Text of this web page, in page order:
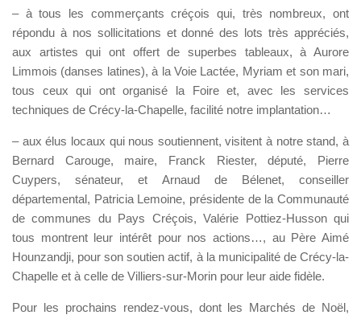
– à tous les commerçants créçois qui, très nombreux, ont
répondu à nos sollicitations et donné des lots très appréciés,
aux artistes qui ont offert de superbes tableaux, à Aurore
Limmois (danses latines), à la Voie Lactée, Myriam et son mari,
tous ceux qui ont organisé la Foire et, avec les services
techniques de Crécy-la-Chapelle, facilité notre implantation…
– aux élus locaux qui nous soutiennent, visitent à notre stand, à
Bernard Carouge, maire, Franck Riester, député, Pierre
Cuypers, sénateur, et Arnaud de Bélenet, conseiller
départemental, Patricia Lemoine, présidente de la Communauté
de communes du Pays Créçois, Valérie Pottiez-Husson qui
tous montrent leur intérêt pour nos actions…, au Père Aimé
Hounzandji, pour son soutien actif, à la municipalité de Crécy-la-
Chapelle et à celle de Villiers-sur-Morin pour leur aide fidèle.
Pour les prochains rendez-vous, dont les Marchés de Noël,